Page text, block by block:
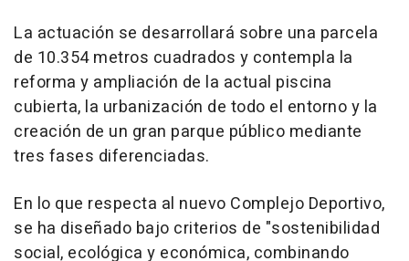
La actuación se desarrollará sobre una parcela
de 10.354 metros cuadrados y contempla la
reforma y ampliación de la actual piscina
cubierta, la urbanización de todo el entorno y la
creación de un gran parque público mediante
tres fases diferenciadas.
En lo que respecta al nuevo Complejo Deportivo,
se ha diseñado bajo criterios de "sostenibilidad
social, ecológica y económica, combinando